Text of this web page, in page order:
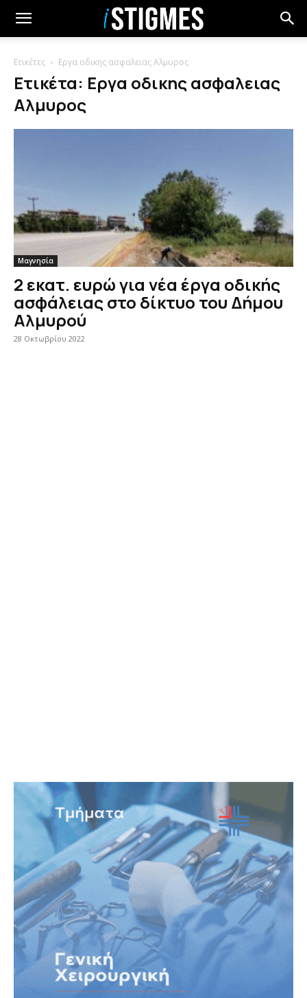
Ετικέτες Εργα οδικης ασφαλειας Αλμυρος
Ετικέτα: Εργα οδικης ασφαλειας
Αλμυρος
Μαγνησία
2 εκατ. ευρώ για νέα έργα οδικής
ασφάλειας στο δίκτυο του Δήμου
Αλμυρού
28 Οκτωβρίου 2022